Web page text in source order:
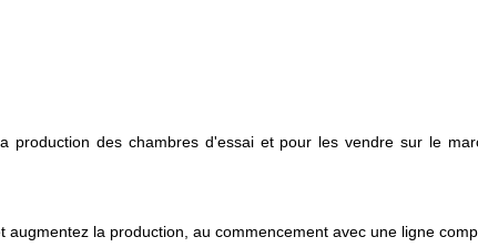
production des chambres d'essai et pour les vendre sur le
la production, au commencement avec une ligne